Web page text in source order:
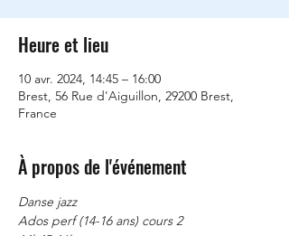
Heure et lieu
10 avr. 2024, 14:45 – 16:00
Brest, 56 Rue d'Aiguillon, 29200 Brest,
France
À propos de l'événement
Danse jazz
Ados perf (14-16 ans) cours 2